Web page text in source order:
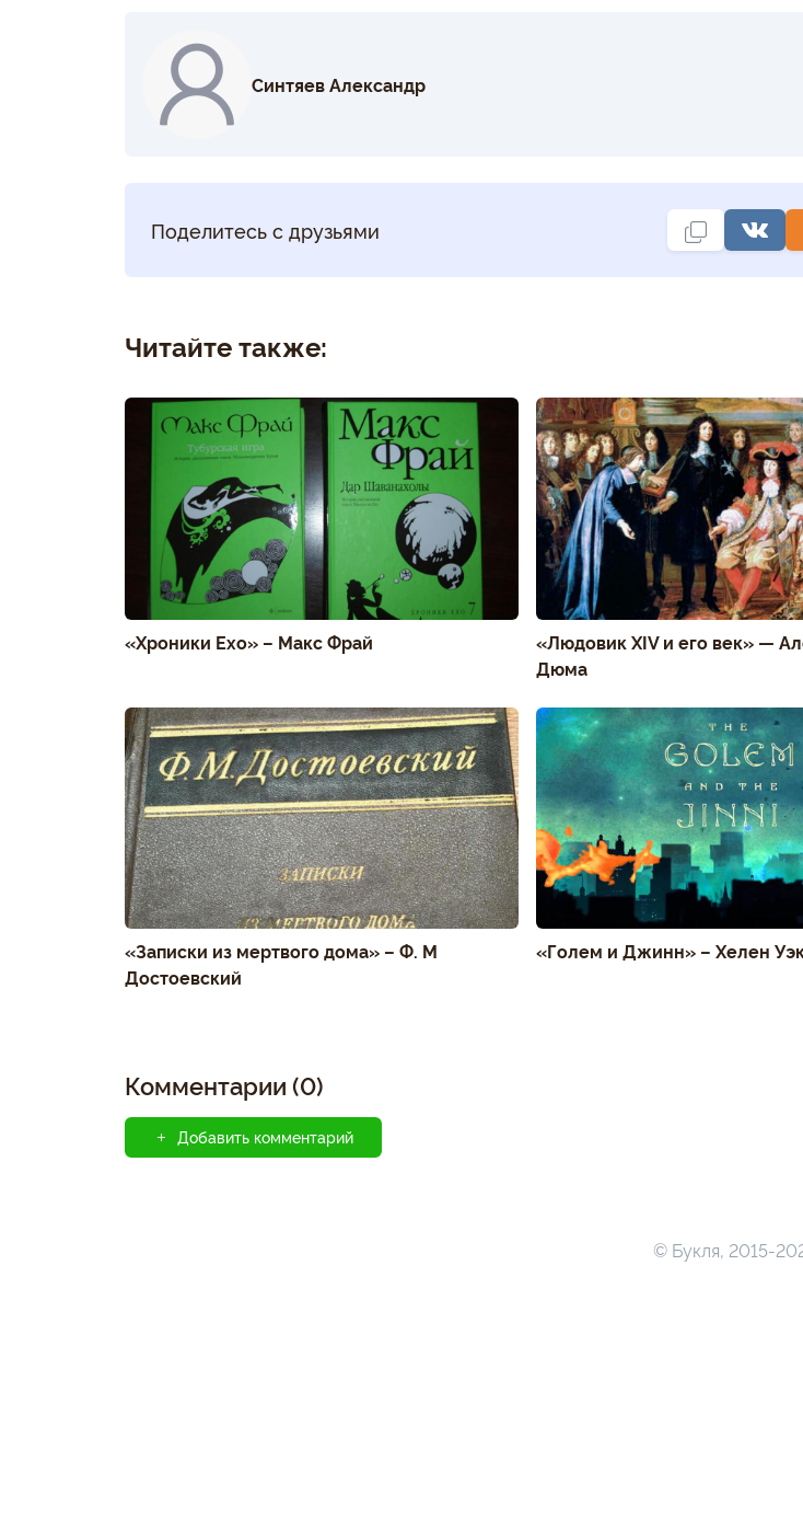
Синтяев Александр
Поделитесь с друзьями
Читайте также:
«Хроники Ехо» – Макс Фрай
«Людовик XIV и его век» —
Дюма
«Записки из мертвого дома» – Ф. М
Достоевский
«Голем и Джинн» – Хелен
Комментарии (0)
Добавить комментарий
© Букля, 2015-